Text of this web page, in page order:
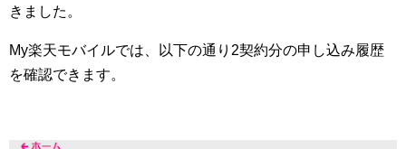
きました。
My楽天モバイルでは、以下の通り2契約分の申し込み履歴
を確認できます。